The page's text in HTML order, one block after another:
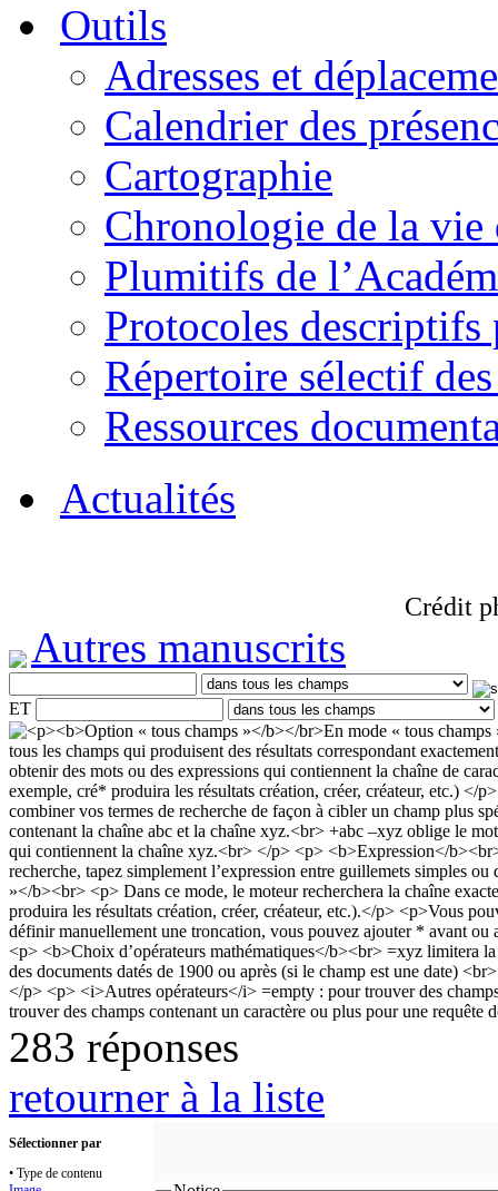
Outils
Adresses et
Calendrier des
Cartographie
Chronologie de la vie
Plumitifs de
Protocoles descriptifs
Répertoire sélectif
Ressources
Actualités
Crédit
Autres manuscrits
ET
283 réponses
retourner à la liste
Sélectionner par
• Type de contenu